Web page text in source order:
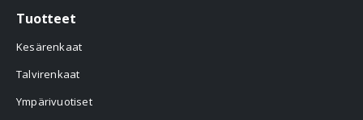
Tuotteet
Kesärenkaat
Talvirenkaat
Ympärivuotiset